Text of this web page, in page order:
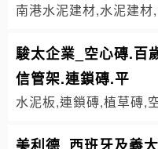
南港水泥建材,水泥建
駿太企業_空心磚.百
信管架.連鎖磚.平
水泥板,連鎖磚,植草磚,
美利德_西班牙及義